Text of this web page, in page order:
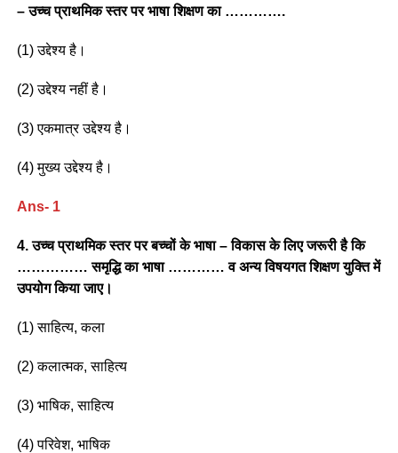
– उच्च प्राथमिक स्तर पर भाषा शिक्षण का ………….
(1) उद्देश्य है।
(2) उद्देश्य नहीं है।
(3) एकमात्र उद्देश्य है।
(4) मुख्य उद्देश्य है।
Ans- 1
4. उच्च प्राथमिक स्तर पर बच्चों के भाषा – विकास के लिए जरूरी है कि
…………… समृद्धि का भाषा ………… व अन्य विषयगत शिक्षण युक्ति में
उपयोग किया जाए।
(1) साहित्य, कला
(2) कलात्मक, साहित्य
(3) भाषिक, साहित्य
(4) परिवेश, भाषिक